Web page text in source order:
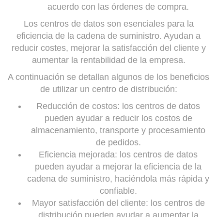
acuerdo con las órdenes de compra.
Los centros de datos son esenciales para la
eficiencia de la cadena de suministro. Ayudan a
reducir costes, mejorar la satisfacción del cliente y
aumentar la rentabilidad de la empresa.
A continuación se detallan algunos de los beneficios
de utilizar un centro de distribución:
Reducción de costos: los centros de datos
pueden ayudar a reducir los costos de
almacenamiento, transporte y procesamiento
de pedidos.
Eficiencia mejorada: los centros de datos
pueden ayudar a mejorar la eficiencia de la
cadena de suministro, haciéndola más rápida y
confiable.
Mayor satisfacción del cliente: los centros de
distribución pueden ayudar a aumentar la